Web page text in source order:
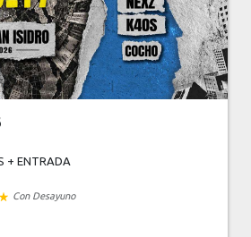
+ ENTRADA
Con Desayuno